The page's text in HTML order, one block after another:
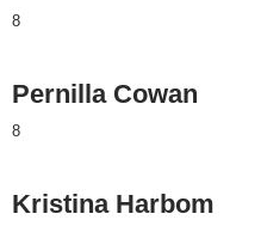
8
Pernilla Cowan
8
Kristina Harbom